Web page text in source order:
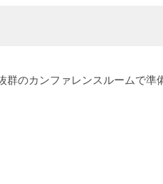
のカンファレンスルームで準